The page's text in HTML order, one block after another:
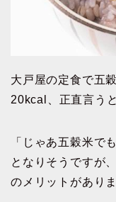
大戸屋の定食で五
20kcal、正直言う
「じゃあ五穀米で
となりそうですが
のメリットがありま